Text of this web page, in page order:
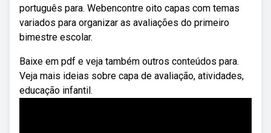
português para. Webencontre oito capas com temas
variados para organizar as avaliações do primeiro
bimestre escolar.
Baixe em pdf e veja também outros conteúdos para.
Veja mais ideias sobre capa de avaliação, atividades,
educação infantil.